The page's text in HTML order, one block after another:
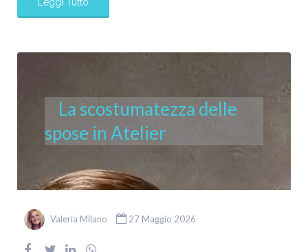
La scostumatezza delle
spose in Atelier
Valeria Milano 27 Maggio 2026